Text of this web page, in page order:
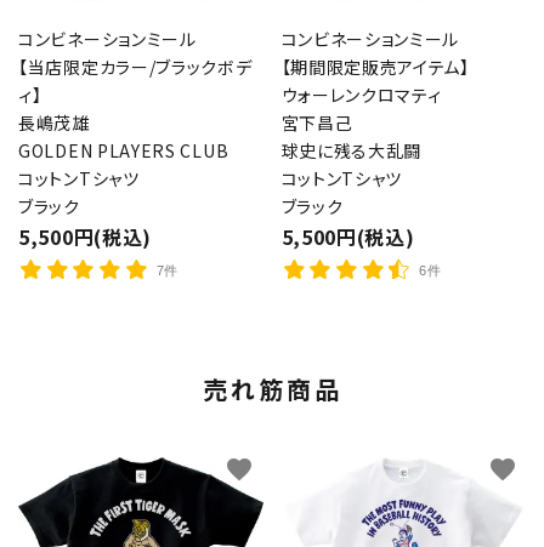
コンビネーションミール
【当店限定カラー/ブラックボデ
ィ】
長嶋茂雄
GOLDEN PLAYERS CLUB
コットンTシャツ
ブラック
5,500円(税込)
7件
コンビネーションミール
【期間限定販売アイテム】
ウォーレンクロマティ
宮下昌己
球史に残る大乱闘
コットンTシャツ
ブラック
5,500円(税込)
6件
売れ筋商品
favorite favorite